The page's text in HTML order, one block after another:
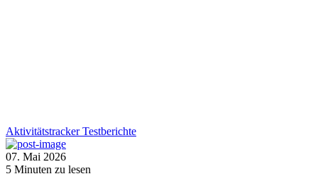
AktivitätstrackerTestberichte
07. Mai 2026
5 Minuten zu lesen